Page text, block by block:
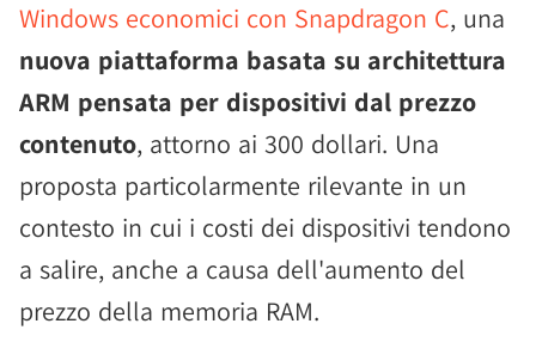
Windows economici con Snapdragon C, una
nuova piattaforma basata su architettura
ARM pensata per dispositivi dal prezzo
contenuto, attorno ai 300 dollari. Una
proposta particolarmente rilevante in un
contesto in cui i costi dei dispositivi tendono
a salire, anche a causa dell'aumento del
prezzo della memoria RAM.